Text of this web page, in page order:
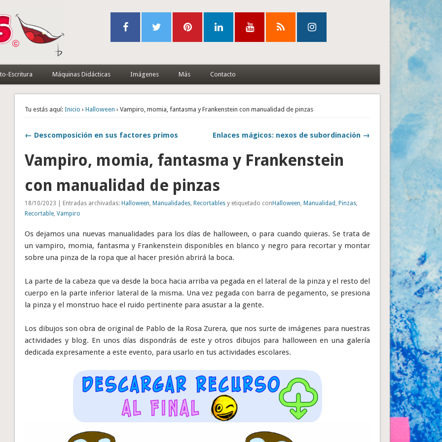
Escritura Máquinas Didácticas Imágenes Más Contacto
Tu estás aquí: Inicio ›Halloween › Vampiro, momia, fantasma y Frankenstein con manualidad de pinzas
← Descomposición en sus factores primos Enlaces mágicos: nexos de subordinación →
Vampiro, momia, fantasma y Frankenstein
con manualidad de pinzas
18/10/2023 | Entradas archivadas:Halloween,Manualidades,Recortables y etiquetado conHalloween,Manualidad ,Pinzas,
Recortable,Vampiro
Os dejamos una nuevas manualidades para los días de halloween, o para cuando quieras. Se trata de
un vampiro, momia, fantasma y Frankenstein disponibles en blanco y negro para recortar y montar
sobre una pinza de la ropa que al hacer presión abrirá la boca.
La parte de la cabeza que va desde la boca hacia arriba va pegada en el lateral de la pinza y el resto del
cuerpo en la parte inferior lateral de la misma. Una vez pegada con barra de pegamento, se presiona
la pinza y el monstruo hace el ruido pertinente para asustar a la gente.
Los dibujos son obra de original de Pablo de la Rosa Zurera, que nos surte de imágenes para nuestras
actividades y blog. En unos días dispondrás de este y otros dibujos para halloween en una galería
dedicada expresamente a este evento, para usarlo en tus actividades escolares.